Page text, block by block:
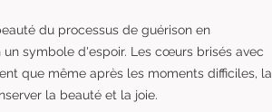
du processus de guérison en
symbole d'espoir. Les cœurs brisés avec
que même après les moments difficiles, la
la beauté et la joie.